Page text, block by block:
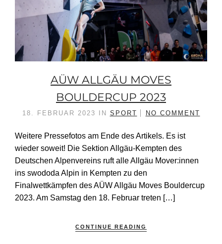
AÜW ALLGÄU MOVES
BOULDERCUP 2023
18. FEBRUAR 2023 IN SPORT NO COMMENT
Weitere Pressefotos am Ende des Artikels. Es ist
wieder soweit! Die Sektion Allgäu-Kempten des
Deutschen Alpenvereins ruft alle Allgäu Mover:innen
ins swododa Alpin in Kempten zu den
Finalwettkämpfen des AÜW Allgäu Moves Bouldercup
2023. Am Samstag den 18. Februar treten […]
CONTINUE READING